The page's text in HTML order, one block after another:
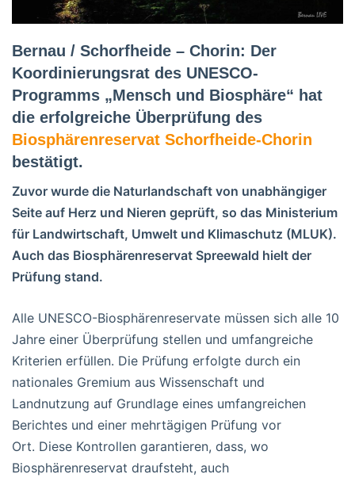
Bernau / Schorfheide – Chorin: Der
Koordinierungsrat des UNESCO-
Programms „Mensch und Biosphäre“ hat
die erfolgreiche Überprüfung des
Biosphärenreservat Schorfheide-Chorin
bestätigt.
Zuvor wurde die Naturlandschaft von unabhängiger
Seite auf Herz und Nieren geprüft, so das Ministerium
für Landwirtschaft, Umwelt und Klimaschutz (MLUK).
Auch das Biosphärenreservat Spreewald hielt der
Prüfung stand.
Alle UNESCO-Biosphärenreservate müssen sich alle 10
Jahre einer Überprüfung stellen und umfangreiche
Kriterien erfüllen. Die Prüfung erfolgte durch ein
nationales Gremium aus Wissenschaft und
Landnutzung auf Grundlage eines umfangreichen
Berichtes und einer mehrtägigen Prüfung vor
Ort. Diese Kontrollen garantieren, dass, wo
Biosphärenreservat draufsteht, auch